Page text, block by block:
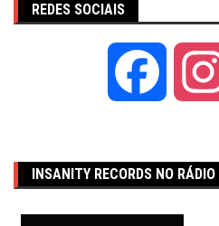
REDES SOCIAIS
INSANITY RECORDS NO RÁDIO